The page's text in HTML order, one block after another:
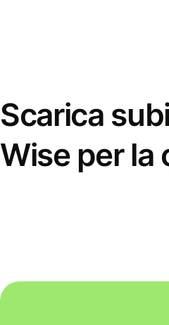
Scarica
Wise per la